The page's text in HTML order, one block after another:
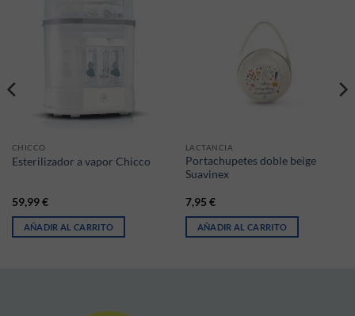
CHICCO
Esterilizador a vapor Chicco
59,99€
AÑADIR AL CARRITO
LACTANCIA
Portachupetes doble beige
Suavinex
7,95 €
AÑADIR AL CARRITO